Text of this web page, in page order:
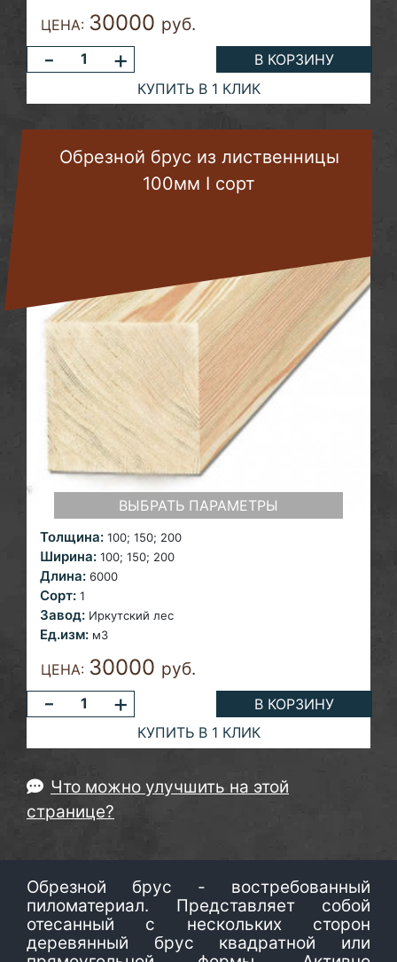
ЦЕНА: 30000 руб.
- +
В КОРЗИНУ
КУПИТЬ В 1 КЛИК
Обрезной брус из лиственницы
100мм I сорт
ВЫБРАТЬ ПАРАМЕТРЫ
Толщина: 100; 150; 200
Ширина: 100; 150; 200
Длина: 6000
Сорт: 1
Завод: Иркутский лес
Ед.изм: м3
ЦЕНА: 30000 руб.
- +
В КОРЗИНУ
КУПИТЬ В 1 КЛИК
Что можно улучшить на этой
странице?
Обрезной брус - востребованный
пиломатериал. Представляет собой
отесанный с нескольких сторон
деревянный брус квадратной или